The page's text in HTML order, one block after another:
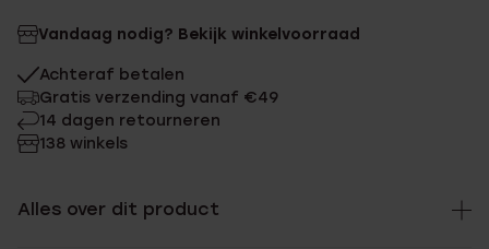
Vandaag nodig? Bekijk winkelvoorraad
Achteraf betalen
Gratis verzending vanaf €49
14 dagen retourneren
138 winkels
Alles over dit product